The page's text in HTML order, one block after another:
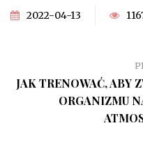
2022-04-13
JAK TRENOWAĆ, ABY
ORGANIZMU